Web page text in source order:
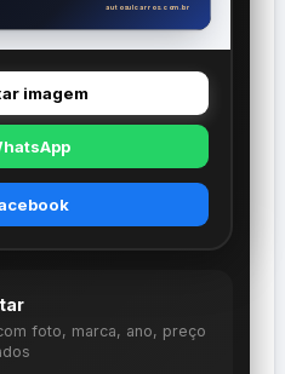
autosulcarros.com.br
imagem
foto, marca, ano, preço